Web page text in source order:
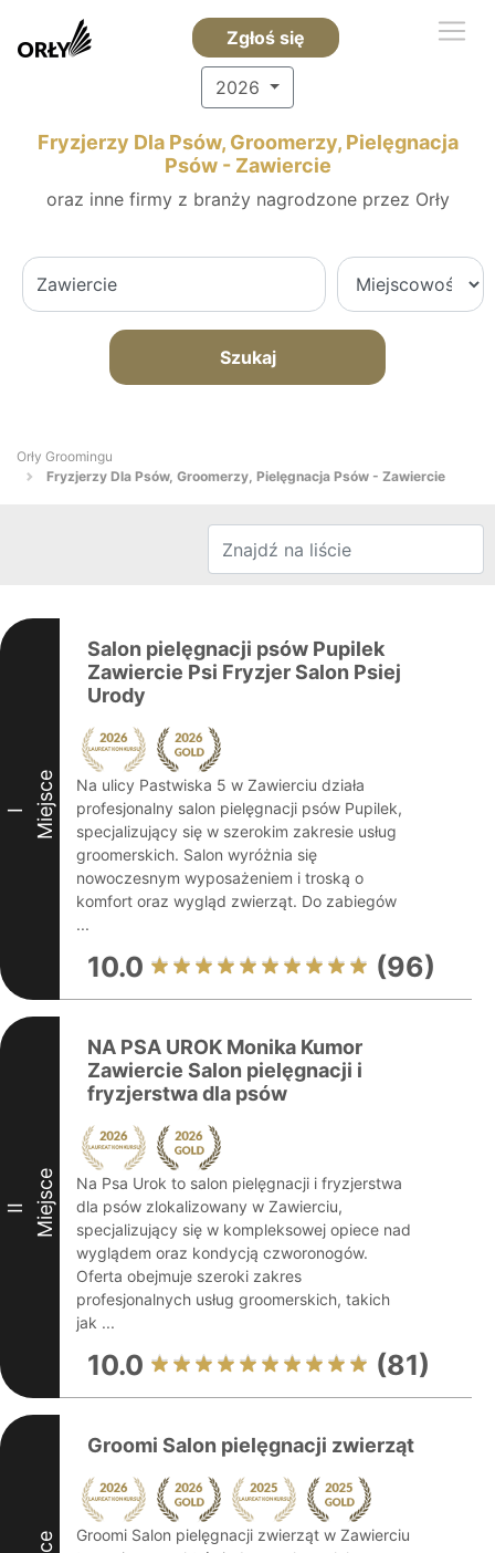
Zgłoś się
2026
Fryzjerzy Dla Psów, Groomerzy, Pielęgnacja
Psów - Zawiercie
oraz inne firmy z branży nagrodzone przez Orły
Szukaj
Orły Groomingu
Fryzjerzy Dla Psów, Groomerzy, Pielęgnacja Psów - Zawiercie
I Miejsce
Salon pielęgnacji psów Pupilek
Zawiercie Psi Fryzjer Salon Psiej
Urody
Na ulicy Pastwiska 5 w Zawierciu działa
profesjonalny salon pielęgnacji psów Pupilek,
specjalizujący się w szerokim zakresie usług
groomerskich. Salon wyróżnia się
nowoczesnym wyposażeniem i troską o
komfort oraz wygląd zwierząt. Do zabiegów
...
10.0 (96)
II Miejsce
NA PSA UROK Monika Kumor
Zawiercie Salon pielęgnacji i
fryzjerstwa dla psów
Na Psa Urok to salon pielęgnacji i fryzjerstwa
dla psów zlokalizowany w Zawierciu,
specjalizujący się w kompleksowej opiece nad
wyglądem oraz kondycją czworonogów.
Oferta obejmuje szeroki zakres
profesjonalnych usług groomerskich, takich
jak ...
10.0 (81)
Groomi Salon pielęgnacji zwierząt
Groomi Salon pielęgnacji zwierząt w Zawierciu